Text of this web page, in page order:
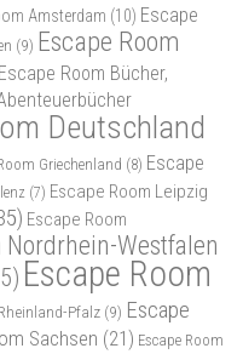
Amsterdam (10) Escape
(9) Escape Room
Escape Room Bücher,
Deutschland
Griechenland (8) Escape
(7) Escape Room Leipzig
Escape Room
Nordrhein-Westfalen
Escape Room
Pfalz (9) Escape
Sachsen (21) Escape Room